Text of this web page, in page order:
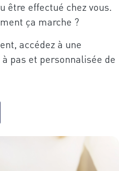
être effectué chez vous.
ça marche ?
accédez à une
pas et personnalisée de